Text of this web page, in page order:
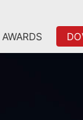
AWARDS